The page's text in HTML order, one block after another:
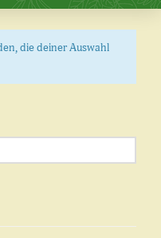
die deiner Auswahl